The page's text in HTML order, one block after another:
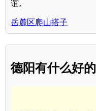
谊。
岳麓区爬山搭子
德阳有什么好